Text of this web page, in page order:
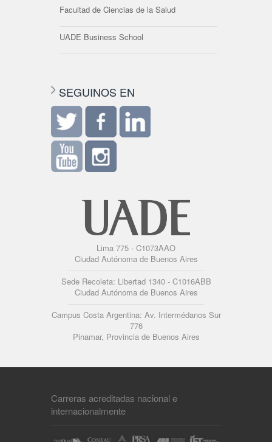
Facultad de Ciencias de la Salud
UADE Business School
SEGUINOS EN
Lima 775 - C1073AAO
Ciudad Autónoma de Buenos Aires
Sede Recoleta: Libertad 1340 - C1016ABB
Ciudad Autónoma de Buenos Aires
Campus Costa Argentina: Av. Intermédanos Sur
776
Pinamar, Provincia de Buenos Aires
Carreras acreditadas nacional e
internacionalmente